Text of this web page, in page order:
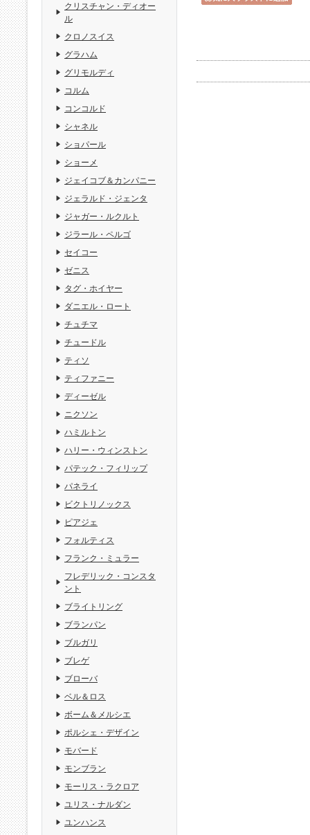
クリスチャン・ディオー
ル
クロノスイス
グラハム
グリモルディ
コルム
コンコルド
シャネル
ショパール
ショーメ
ジェイコブ＆カンパニー
ジェラルド・ジェンタ
ジャガー・ルクルト
ジラール・ペルゴ
セイコー
ゼニス
タグ・ホイヤー
ダニエル・ロート
チュチマ
チュードル
ティソ
ティファニー
ディーゼル
ニクソン
ハミルトン
ハリー・ウィンストン
パテック・フィリップ
パネライ
ビクトリノックス
ピアジェ
フォルティス
フランク・ミュラー
フレデリック・コンスタ
ント
ブライトリング
ブランパン
ブルガリ
ブレゲ
ブローバ
ベル＆ロス
ボーム＆メルシエ
ポルシェ・デザイン
モバード
モンブラン
モーリス・ラクロア
ユリス・ナルダン
ユンハンス